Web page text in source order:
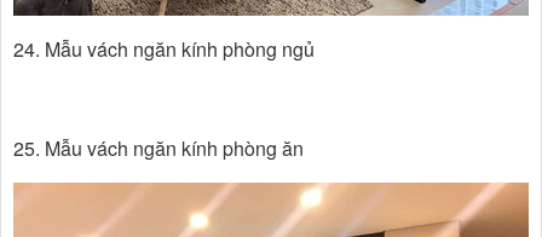
24. Mẫu vách ngăn kính phòng ngủ
25. Mẫu vách ngăn kính phòng ăn